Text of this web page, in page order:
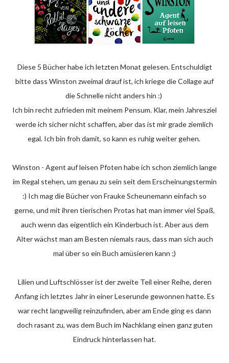
Diese 5 Bücher habe ich letzten Monat gelesen. Entschuldigt
bitte dass Winston zweimal drauf ist, ich kriege die Collage auf
die Schnelle nicht anders hin :)
Ich bin recht zufrieden mit meinem Pensum. Klar, mein Jahresziel
werde ich sicher nicht schaffen, aber das ist mir grade ziemlich
egal. Ich bin froh damit, so kann es ruhig weiter gehen.
Winston - Agent auf leisen Pfoten habe ich schon ziemlich lange
im Regal stehen, um genau zu sein seit dem Erscheinungstermin
:) Ich mag die Bücher von Frauke Scheunemann einfach so
gerne, und mit ihren tierischen Protas hat man immer viel Spaß,
auch wenn das eigentlich ein Kinderbuch ist. Aber aus dem
Alter wächst man am Besten niemals raus, dass man sich auch
mal über so ein Buch amüsieren kann ;)
Lilien und Luftschlösser ist der zweite Teil einer Reihe, deren
Anfang ich letztes Jahr in einer Leserunde gewonnen hatte. Es
war recht langweilig reinzufinden, aber am Ende ging es dann
doch rasant zu, was dem Buch im Nachklang einen ganz guten
Eindruck hinterlassen hat.